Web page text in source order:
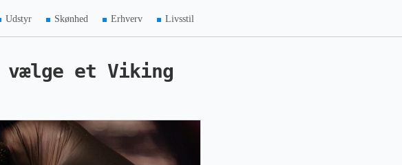
Udstyr Skønhed Erhverv Livsstil
vælge et Viking